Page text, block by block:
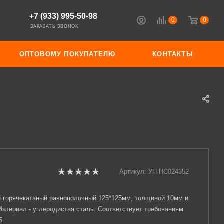
0 0
+7 (933) 995-50-98
ЗАКАЗАТЬ ЗВОНОК
ОПТОВОМУ ПОКУПАТЕЛЮ КОНТАКТЫ
Артикул: УП-НС024352
горячекатаный равнополочный 125*125мм, толщиной 10мм и
- углеродистая сталь. Соответствует требованиям